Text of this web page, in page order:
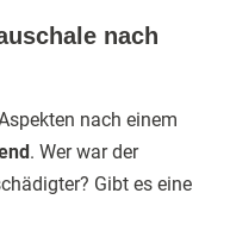
nach
nach einem
. Wer war der
Gibt es eine